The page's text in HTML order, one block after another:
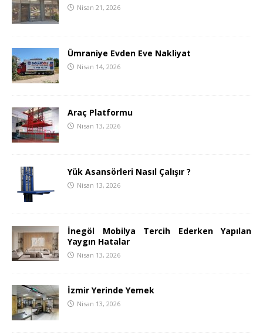
Nisan 21, 2026
Ümraniye Evden Eve Nakliyat
Nisan 14, 2026
Araç Platformu
Nisan 13, 2026
Yük Asansörleri Nasıl Çalışır ?
Nisan 13, 2026
İnegöl Mobilya Tercih Ederken Yapılan
Yaygın Hatalar
Nisan 13, 2026
İzmir Yerinde Yemek
Nisan 13, 2026